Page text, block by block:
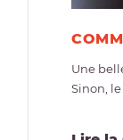
Une
Sinon, le